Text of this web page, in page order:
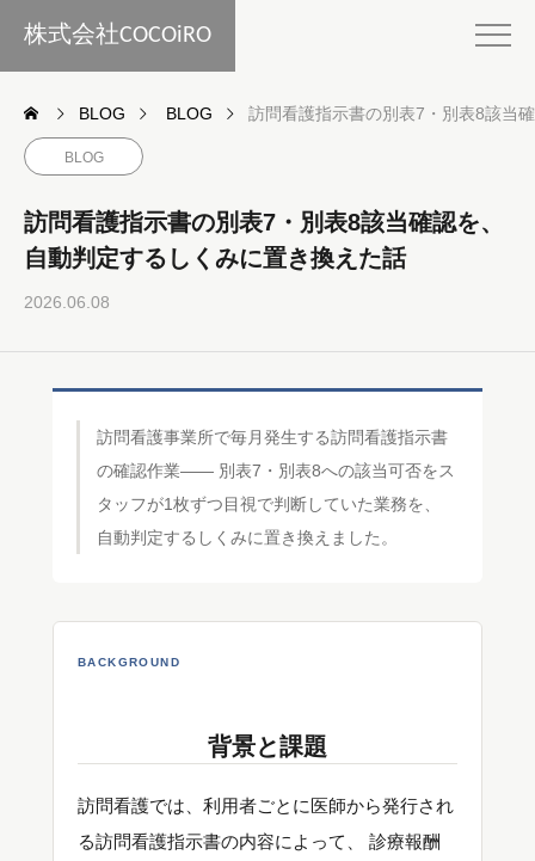
株式会社COCOiRO
BLOG BLOG 訪問看護指示書の別表7・別表8該当
BLOG
訪問看護指示書の別表7・別表8該当確認を、
自動判定するしくみに置き換えた話
2026.06.08
訪問看護事業所で毎月発生する訪問看護指示書
の確認作業—— 別表7・別表8への該当可否をス
タッフが1枚ずつ目視で判断していた業務を、
自動判定するしくみに置き換えました。
BACKGROUND
背景と課題
訪問看護では、利用者ごとに医師から発行され
る訪問看護指示書の内容によって、 診療報酬